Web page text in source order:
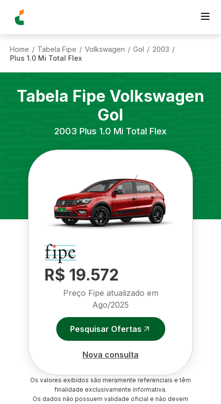
Home / Tabela Fipe / Volkswagen / Gol / 2003 /
Plus 1.0 Mi Total Flex
Tabela Fipe Volkswagen
Gol
2003 Plus 1.0 Mi Total Flex
R$ 19.572
Preço Fipe atualizado em
Ago/2025
Pesquisar Ofertas
Nova consulta
Os valores exibidos são meramente referenciais e têm
finalidade exclusivamente informativa.
Os dados não possuem validade oficial e não devem